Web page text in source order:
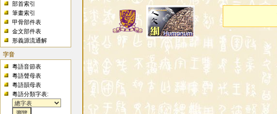
部首索引
筆畫索引
甲骨部件表
金文部件表
形義源流通解
字音
粵語音節表
粵語聲母表
粵語韻母表
粵語分類字表: